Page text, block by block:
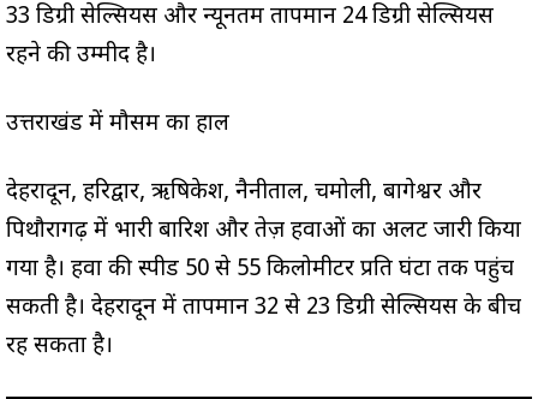
33 डिग्री सेल्सियस और न्यूनतम तापमान 24 डिग्री सेल्सियस
रहने की उम्मीद है।
उत्तराखंड में मौसम का हाल
देहरादून, हरिद्वार, ऋषिकेश, नैनीताल, चमोली, बागेश्वर और
पिथौरागढ़ में भारी बारिश और तेज़ हवाओं का अलर्ट जारी किया
गया है। हवा की स्पीड 50 से 55 किलोमीटर प्रति घंटा तक पहुंच
सकती है। देहरादून में तापमान 32 से 23 डिग्री सेल्सियस के बीच
रह सकता है।